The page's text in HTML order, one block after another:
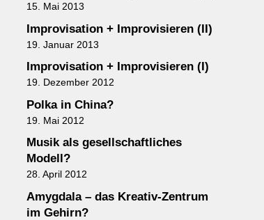
15. Mai 2013
Improvisation + Improvisieren (II)
19. Januar 2013
Improvisation + Improvisieren (I)
19. Dezember 2012
Polka in China?
19. Mai 2012
Musik als gesellschaftliches
Modell?
28. April 2012
Amygdala – das Kreativ-Zentrum
im Gehirn?